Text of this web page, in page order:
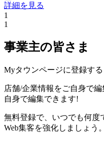
詳細を見る
1
1
事業主の皆さま
Myタウンページに登録する
店舗/企業情報をご自身で
自身で編集できます!
無料登録で、いつでも何度
Web集客を強化しましょう。